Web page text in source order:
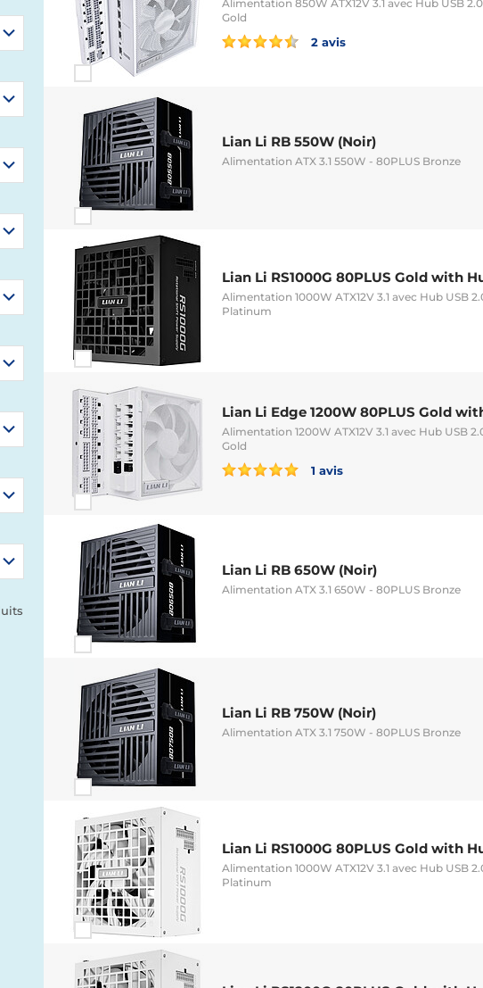
Alimentation 850W ATX12V 3.1 avec Hub USB
Gold
2 avis
Lian Li RB 550W (Noir)
Alimentation ATX 3.1 550W - 80PLUS Bronze
Lian Li RS1000G 80PLUS Gold with
Alimentation 1000W ATX12V 3.1 avec Hub USB
Platinum
Lian Li Edge 1200W 80PLUS Gold
Alimentation 1200W ATX12V 3.1 avec Hub USB
Gold
1 avis
Lian Li RB 650W (Noir)
Alimentation ATX 3.1 650W - 80PLUS Bronze
Lian Li RB 750W (Noir)
Alimentation ATX 3.1 750W - 80PLUS Bronze
Lian Li RS1000G 80PLUS Gold with
Alimentation 1000W ATX12V 3.1 avec Hub USB
Platinum